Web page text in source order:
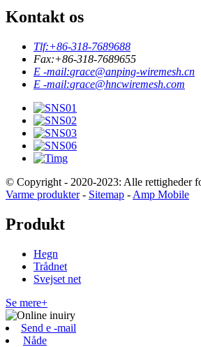
Kontakt os
Tlf:+86-318-7689688
Fax:+86-318-7689655
E -mail:grace@anping-wiremesh.cn
E -mail:grace@hncwiremesh.com
© Copyright - 2020-2023: Alle rettigheder
Varme produkter- Sitemap - Amp Mobile
Produkt
Hegn
Trådnet
Svejset net
Se mere+
Send e -mail
Nåde